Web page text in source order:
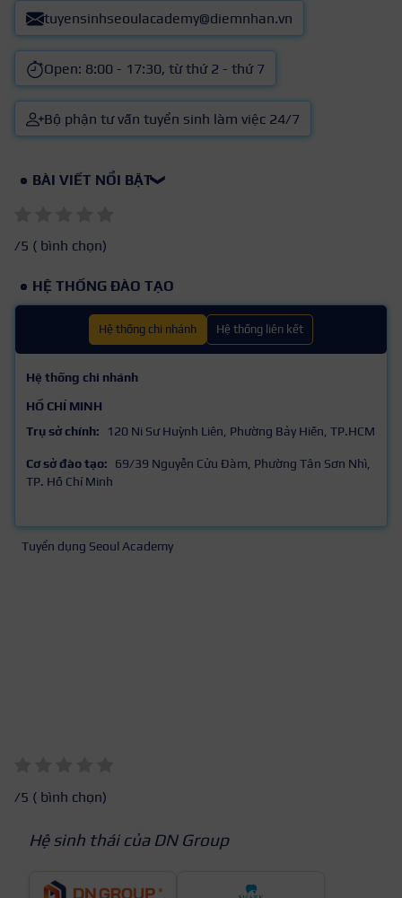
tuyensinhseoulacademy@diemnhan.vn
Open: 8:00 - 17:30, từ thứ 2 - thứ 7
Bộ phận tư vấn tuyển sinh làm việc 24/7
BÀI VIẾT NỔI BẬT❯
/5 ( bình chọn)
HỆ THỐNG ĐÀO TẠO
Hệ thống chi nhánh Hệ thống liên kết
Hệ thống chi nhánh
HỒ CHÍ MINH
Trụ sở chính:
120 Ni Sư Huỳnh Liên, Phường Bảy Hiền, TP.HCM
Cơ sở đào tạo:
69/39 Nguyễn Cửu Đàm, Phường Tân Sơn Nhì,
TP. Hồ Chí Minh
Tuyển dụng Seoul Academy
/5 ( bình chọn)
Hệ sinh thái của DN Group